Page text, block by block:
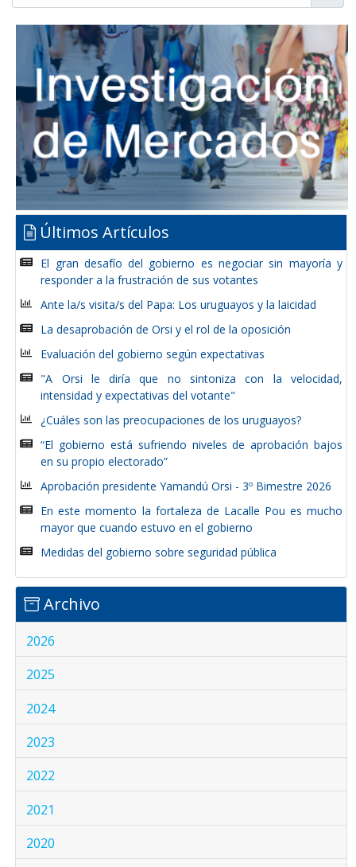
Últimos Artículos
El gran desafío del gobierno es negociar sin mayoría y
responder a la frustración de sus votantes
Ante la/s visita/s del Papa: Los uruguayos y la laicidad
La desaprobación de Orsi y el rol de la oposición
Evaluación del gobierno según expectativas
"A Orsi le diría que no sintoniza con la velocidad,
intensidad y expectativas del votante"
¿Cuáles son las preocupaciones de los uruguayos?
“El gobierno está sufriendo niveles de aprobación bajos
en su propio electorado”
Aprobación presidente Yamandú Orsi - 3º Bimestre 2026
En este momento la fortaleza de Lacalle Pou es mucho
mayor que cuando estuvo en el gobierno
Medidas del gobierno sobre seguridad pública
Archivo
2026
2025
2024
2023
2022
2021
2020